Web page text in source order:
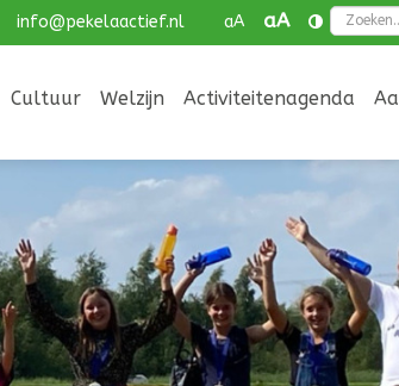
info@pekelaactief.nl aA aA
Cultuur Welzijn Activiteitenagenda